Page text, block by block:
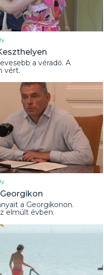
a véradó. A
vért.
a Georgikonon.
elmúlt évben.